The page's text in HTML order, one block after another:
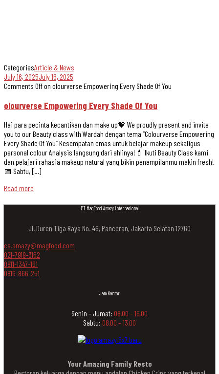
CategoriesArticle & News
July 16, 2025July 16, 2025
Comments Offon olourverse Empowering Every Shade Of You
olourverse Empowering Every Shade Of You
Hai para pecinta kecantikan dan make up💖 We proudly present and invite
you to our Beauty class with Wardah dengan tema “Colourverse Empowering
Every Shade Of You” Kesempatan emas untuk belajar makeup sekaligus
personal colour Analysis langsung dari ahlinya!💄 Ikuti Beauty Class kami
dan pelajari rahasia makeup natural yang bikin penampilanmu makin fresh!
📅 Sabtu, […]
Read more
PT MagFood Amazy Internasional
Jl. Duren Tiga Raya No. 46, Pancoran, Jakarta Selatan 12760
cs.amazy@magfood.com
021-7919-3162
0811-1347-161
0816-866-251
Jam Kantor
Senin – Jumat: 08.00 – 16.00
Sabtu: 08.00 – 13.00
Your Amazing Family Resto